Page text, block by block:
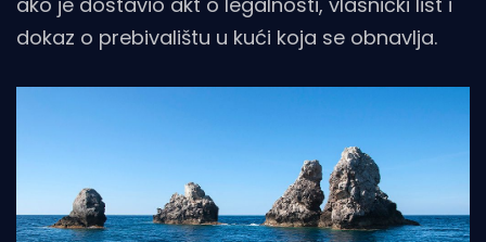
dokaz o prebivalištu u kući koja se obnavlja.